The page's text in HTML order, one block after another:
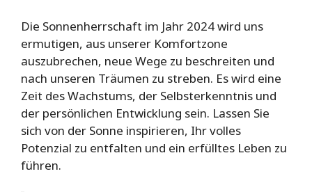
Die Sonnenherrschaft im Jahr 2024 wird uns
ermutigen, aus unserer Komfortzone
auszubrechen, neue Wege zu beschreiten und
nach unseren Träumen zu streben. Es wird eine
Zeit des Wachstums, der Selbsterkenntnis und
der persönlichen Entwicklung sein. Lassen Sie
sich von der Sonne inspirieren, Ihr volles
Potenzial zu entfalten und ein erfülltes Leben zu
führen.